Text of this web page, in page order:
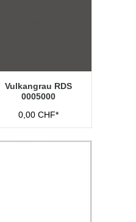
Vulkangrau RDS
0005000
0,00 CHF*